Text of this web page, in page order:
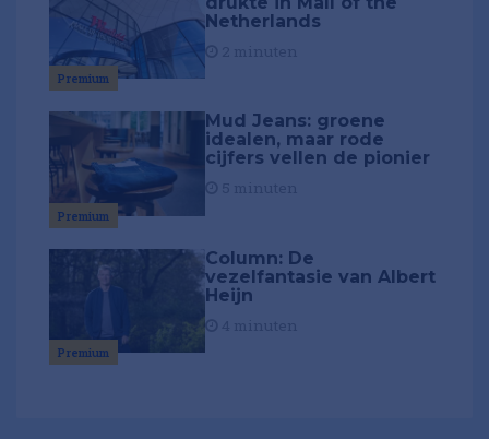
Premium
Netherlands
Premium
Mud Jeans: groene
idealen, maar rode
cijfers vellen de pionier
Premium
Column: De
vezelfantasie van Albert
Heijn